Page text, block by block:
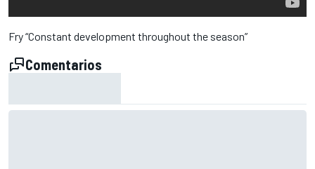
Fry “Constant development throughout the season”
Comentarios